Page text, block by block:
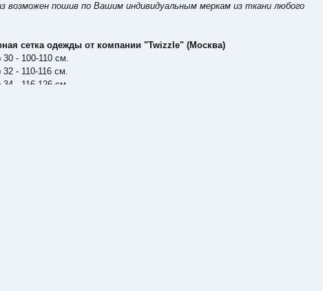
возможен пошив по Вашим индивидуальным меркам из ткани любого
сетка одежды от компании "Twizzle" (Москва)
30 - 100-110 см.
32 - 110-116 см.
- 116-126 см.